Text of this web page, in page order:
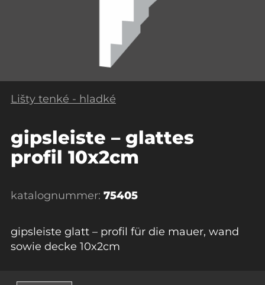
Lišty tenké - hladké
gipsleiste – glattes
profil 10x2cm
katalognummer: 75405
gipsleiste glatt – profil für die mauer, wand
sowie decke 10x2cm